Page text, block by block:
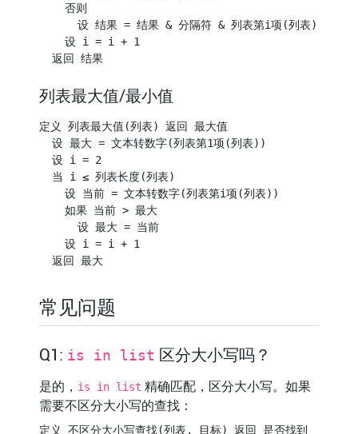
    否则
      设 结果 = 结果 & 分隔符 & 列表第i项(列表)
    设 i = i + 1
  返回 结果
列表最大值/最小值
定义 列表最大值(列表) 返回 最大值
  设 最大 = 文本转数字(列表第1项(列表))
  设 i = 2
  当 i ≤ 列表长度(列表)
    设 当前 = 文本转数字(列表第i项(列表))
    如果 当前 > 最大
      设 最大 = 当前
    设 i = i + 1
  返回 最大
常见问题
Q1: is in list 区分大小写吗？
是的， is in list 精确匹配，区分大小写。如果
需要不区分大小写的查找：
定义 不区分大小写查找(列表, 目标) 返回 是否找到